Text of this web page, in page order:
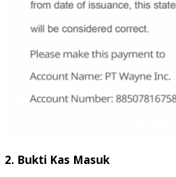
2. Bukti Kas Masuk